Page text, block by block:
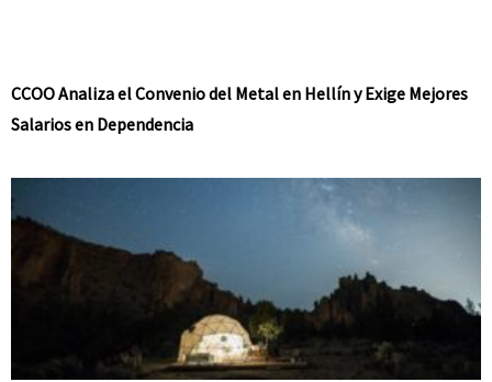
CCOO Analiza el Convenio del Metal en Hellín y Exige Mejores
Salarios en Dependencia